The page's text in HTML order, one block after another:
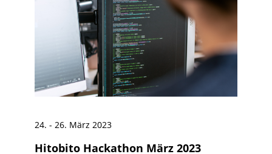
24. - 26. März 2023
Hitobito Hackathon März 2023